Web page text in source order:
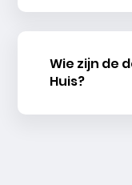
Wie zijn de
Huis?